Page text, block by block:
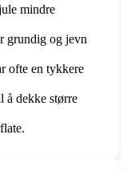
mindre
grundig og jevn
ofte en tykkere
å dekke større